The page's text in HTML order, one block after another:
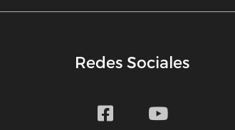
Redes Sociales